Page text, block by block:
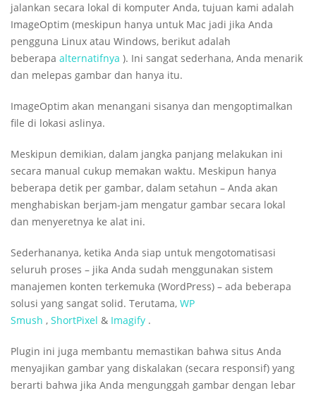
jalankan secara lokal di komputer Anda, tujuan kami adalah
ImageOptim (meskipun hanya untuk Mac jadi jika Anda
pengguna Linux atau Windows, berikut adalah
beberapa alternatifnya ). Ini sangat sederhana, Anda menarik
dan melepas gambar dan hanya itu.
ImageOptim akan menangani sisanya dan mengoptimalkan
file di lokasi aslinya.
Meskipun demikian, dalam jangka panjang melakukan ini
secara manual cukup memakan waktu. Meskipun hanya
beberapa detik per gambar, dalam setahun – Anda akan
menghabiskan berjam-jam mengatur gambar secara lokal
dan menyeretnya ke alat ini.
Sederhananya, ketika Anda siap untuk mengotomatisasi
seluruh proses – jika Anda sudah menggunakan sistem
manajemen konten terkemuka (WordPress) – ada beberapa
solusi yang sangat solid. Terutama, WP
Smush , ShortPixel & Imagify .
Plugin ini juga membantu memastikan bahwa situs Anda
menyajikan gambar yang diskalakan (secara responsif) yang
berarti bahwa jika Anda mengunggah gambar dengan lebar